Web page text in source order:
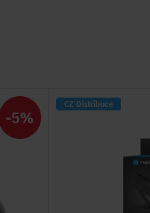
-5%
CZ Distribuce